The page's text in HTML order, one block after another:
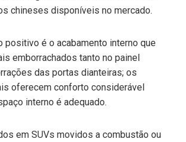
chineses disponíveis no mercado.
positivo é o acabamento interno que
emborrachados tanto no painel
das portas dianteiras; os
oferecem conforto considerável
interno é adequado.
em SUVs movidos a combustão ou